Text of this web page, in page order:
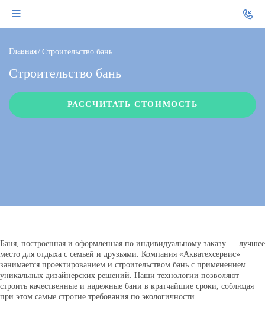
Главная Строительство бань
Строительство бань
РАССЧИТАТЬ СТОИМОСТЬ
Баня, построенная и оформленная по индивидуальному заказу — лучшее
место для отдыха с семьей и друзьями. Компания «Акватехсервис»
занимается проектированием и строительством бань с применением
уникальных дизайнерских решений. Наши технологии позволяют
строить качественные и надежные бани в кратчайшие сроки, соблюдая
при этом самые строгие требования по экологичности.